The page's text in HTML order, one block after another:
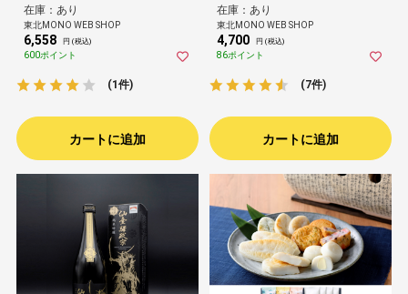
在庫：あり
東北MONO WEB SHOP
6,558 円 (税込)
600ポイント
(1件)
カートに追加
在庫：あり
東北MONO WEB SHOP
4,700 円 (税込)
86ポイント
(7件)
カートに追加